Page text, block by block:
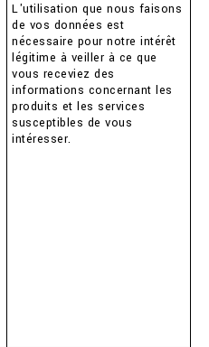
L'utilisation que nous faisons
de vos données est
nécessaire pour notre intérêt
légitime à veiller à ce que
vous receviez des
informations concernant les
produits et les services
susceptibles de vous
intéresser.